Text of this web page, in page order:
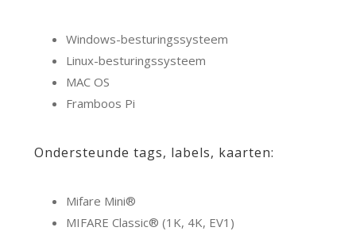
Windows-besturingssysteem
Linux-besturingssysteem
MAC OS
Framboos Pi
Ondersteunde tags, labels, kaarten:
Mifare Mini®
MIFARE Classic® (1K, 4K, EV1)